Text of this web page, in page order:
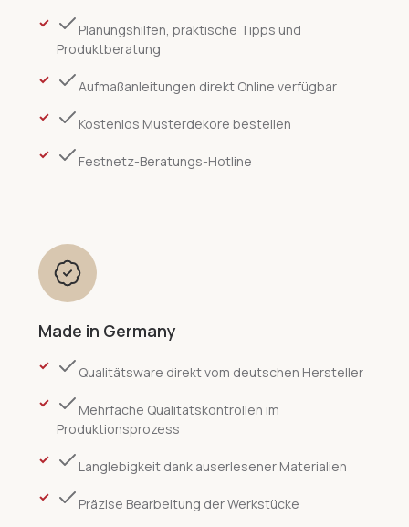
Planungshilfen, praktische Tipps und
Produktberatung
Aufmaßanleitungen direkt Online verfügbar
Kostenlos Musterdekore bestellen
Festnetz-Beratungs-Hotline
Made in Germany
Qualitätsware direkt vom deutschen Hersteller
Mehrfache Qualitätskontrollen im
Produktionsprozess
Langlebigkeit dank auserlesener Materialien
Präzise Bearbeitung der Werkstücke